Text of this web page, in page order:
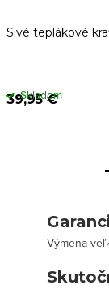
Sivé teplákové
39,95 €
Skladom
Výmena